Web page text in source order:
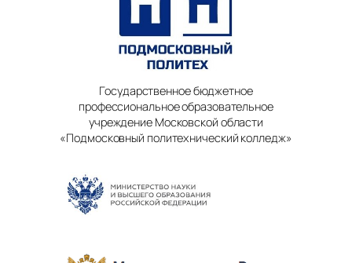
Государственное бюджетное
профессиональное образовательное
учреждение Московской области
«Подмосковный политехнический колледж»